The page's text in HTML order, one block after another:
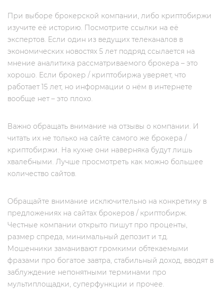
При выборе брокерской компании, либо криптобиржи
изучите её историю. Посмотрите ссылки на её
экспертов. Если один из ведущих телеканалов в
экономических новостях 5 лет подряд ссылается на
мнение аналитика рассматриваемого брокера – это
хорошо. Если брокер / криптобиржа уверяет, что
работает 15 лет, но информации о нём в интернете
вообще нет – это плохо.
Важно обращать внимание на отзывы о компании. И
читать их не только на сайте самого же брокера /
криптобиржи. На кухне они наверняка будут лишь
хвалебными. Лучше просмотреть как можно большее
количество сайтов.
Обращайте внимание исключительно на конкретику в
предложениях на сайтах брокеров / криптобирж.
Честные компании открыто пишут про проценты,
размер спреда, минимальный депозит и т.д.
Мошенники заманивают громкими обтекаемыми
фразами про богатое завтра, стабильный доход, вводят в
заблуждение непонятными терминами про
мультиплощадки, суперфункции и прочее.